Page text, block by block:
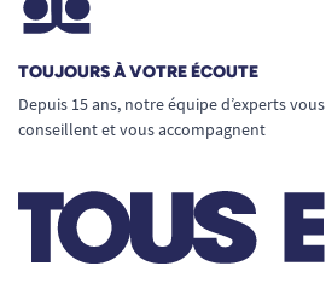
TOUJOURS À VOTRE ÉCOUTE
Depuis 15 ans, notre équipe d’experts vous
conseillent et vous accompagnent